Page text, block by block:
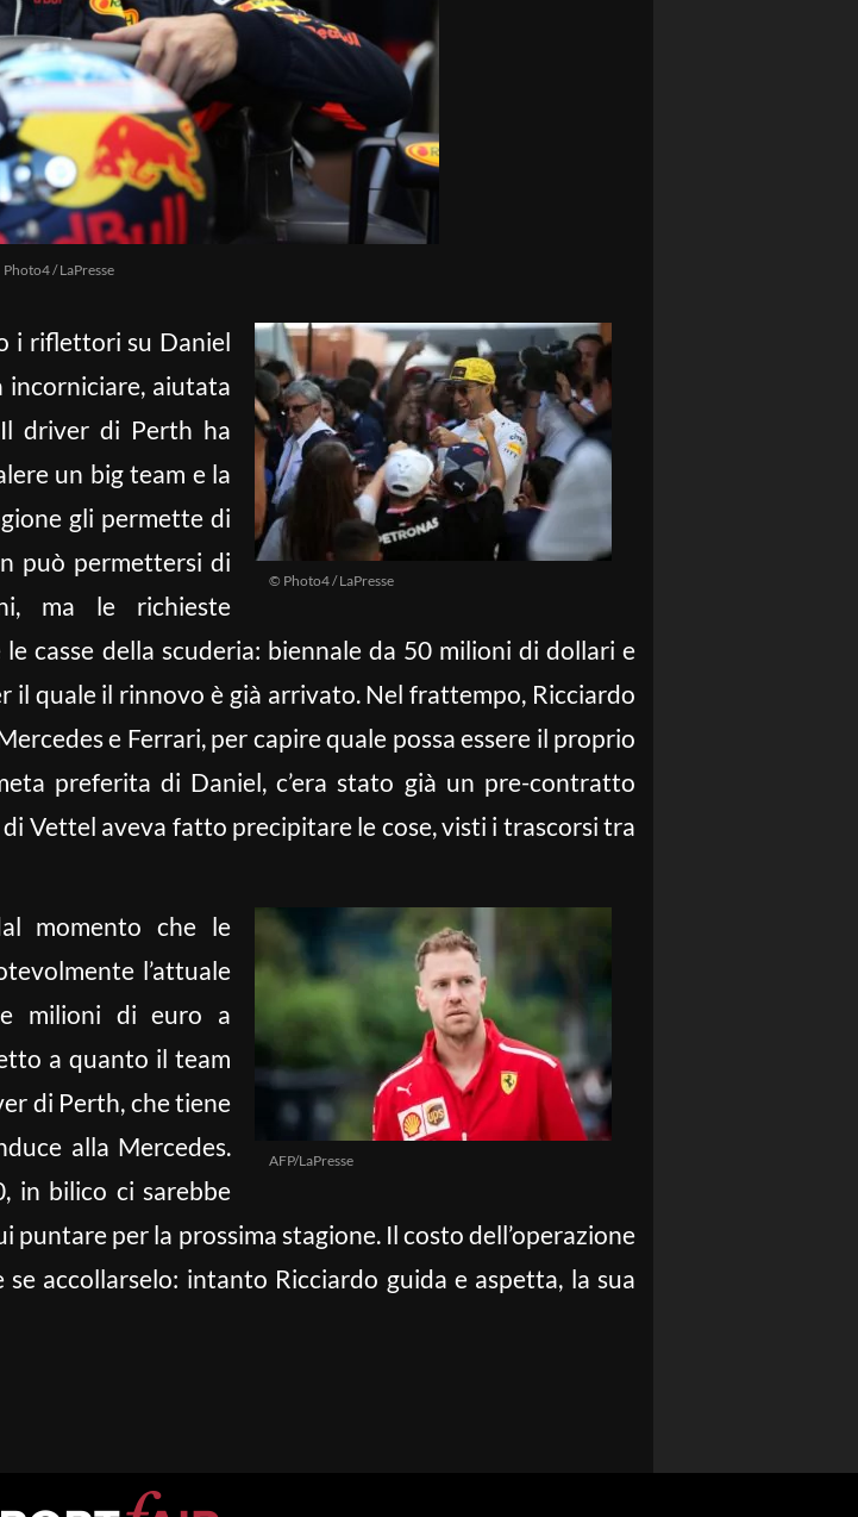
Photo4 / LaPresse
© Photo4 / LaPresse
i riflettori su Daniel
incorniciare, aiutata
driver di Perth ha
un big team e la
gli permette di
può permettersi di
ma le richieste
casse della scuderia: biennale da 50 milioni di dollari e
quale il rinnovo è già arrivato. Nel frattempo, Ricciardo
e Ferrari, per capire quale possa essere il proprio
preferita di Daniel, c’era stato già un pre-contratto
Vettel aveva fatto precipitare le cose, visti i trascorsi tra
AFP/LaPresse
momento che le
l’attuale
milioni di euro a
a quanto il team
di Perth, che tiene
alla Mercedes.
in bilico ci sarebbe
puntare per la prossima stagione. Il costo dell’operazione
accollarselo: intanto Ricciardo guida e aspetta, la sua